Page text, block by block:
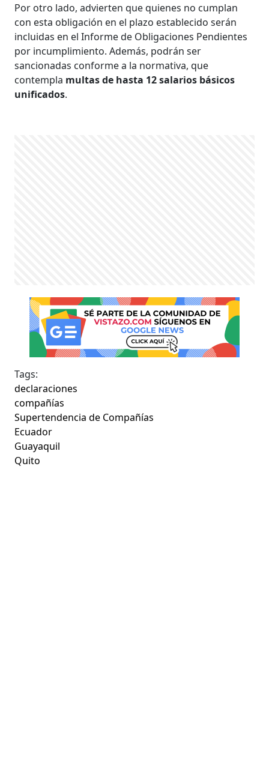
Por otro lado, advierten que quienes no cumplan
con esta obligación en el plazo establecido serán
incluidas en el Informe de Obligaciones Pendientes
por incumplimiento. Además, podrán ser
sancionadas conforme a la normativa, que
contempla multas de hasta 12 salarios básicos
unificados.
Tags:
declaraciones
compañías
Supertendencia de Compañías
Ecuador
Guayaquil
Quito